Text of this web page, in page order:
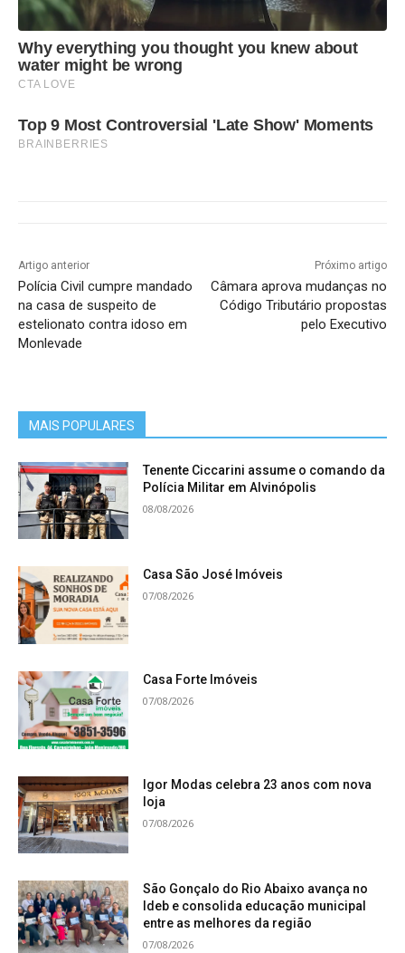
Why everything you thought you knew about
water might be wrong
CTA LOVE
Top 9 Most Controversial 'Late Show' Moments
BRAINBERRIES
Artigo anterior
Polícia Civil cumpre mandado
na casa de suspeito de
estelionato contra idoso em
Monlevade
Próximo artigo
Câmara aprova mudanças no
Código Tributário propostas
pelo Executivo
MAIS POPULARES
Tenente Ciccarini assume o comando da
Polícia Militar em Alvinópolis
08/08/2026
Casa São José Imóveis
07/08/2026
Casa Forte Imóveis
07/08/2026
Igor Modas celebra 23 anos com nova
loja
07/08/2026
São Gonçalo do Rio Abaixo avança no
Ideb e consolida educação municipal
entre as melhores da região
07/08/2026